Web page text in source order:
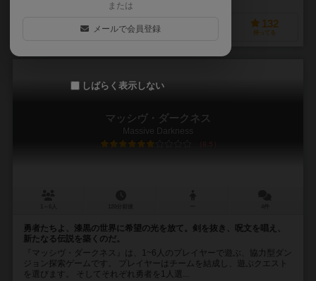
202
経験あり
132
持ってる
マッシヴ・ダークネス
Massive Darkness
6.5
勇者たちよ、漆黒の世界に希望の光を放て。剣を抜き、呪文を唱え、
新たなる伝説を築くのだ。
『マッシヴ・ダークネス』は、1~6人のプレイヤーで遊ぶ、協力型ダン
ジョン探索ゲームです。 プレイヤーはチームを結成し、遊ぶクエスト
を選びます。 そしてそれぞれ勇者を1人選...
または
メールで会員登録
しばらく表示しない